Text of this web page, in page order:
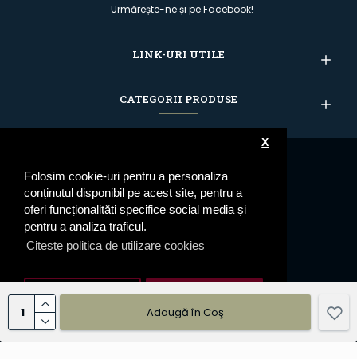
Folosim cookie-uri pentru a personaliza
conținutul disponibil pe acest site, pentru a
oferi funcționalităti specifice social media și
pentru a analiza traficul.
Citeste politica de utilizare cookies
X
Setari cookie De Acord
Adaugă în Coş
Urmărește-ne și pe Facebook!
LINK-URI UTILE
CATEGORII PRODUSE
© 2023 Epoleti.ro - Toate drepturile rezervate